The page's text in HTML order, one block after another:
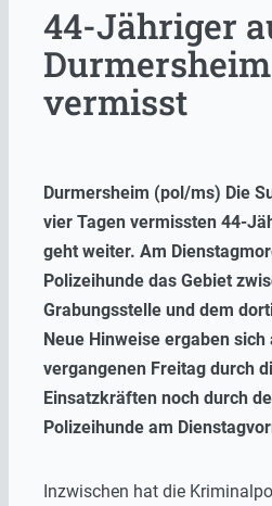
44-Jähriger
vermisst
Durmersheim (pol/ms) Die
vier Tagen vermissten 44-
geht weiter. Am
Polizeihunde das Gebiet
Grabungsstelle und dem
Neue Hinweise ergaben
vergangenen Freitag durch
Einsatzkräften noch durch
Polizeihunde am
Inzwischen hat die